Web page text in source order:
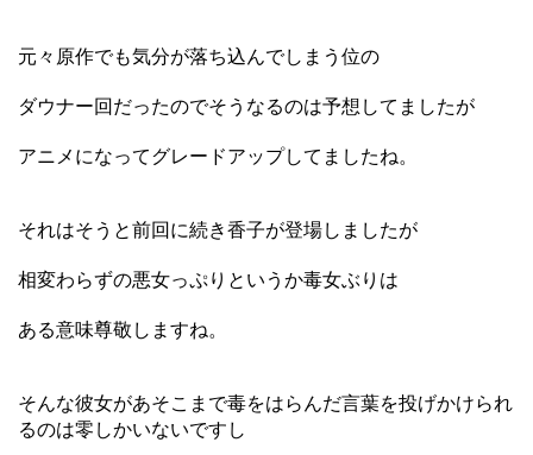
元々原作でも気分が落ち込んでしまう位の
ダウナー回だったのでそうなるのは予想してましたが
アニメになってグレードアップしてましたね。
それはそうと前回に続き香子が登場しましたが
相変わらずの悪女っぷりというか毒女ぶりは
ある意味尊敬しますね。
そんな彼女があそこまで毒をはらんだ言葉を投げかけられ
るのは零しかいないですし